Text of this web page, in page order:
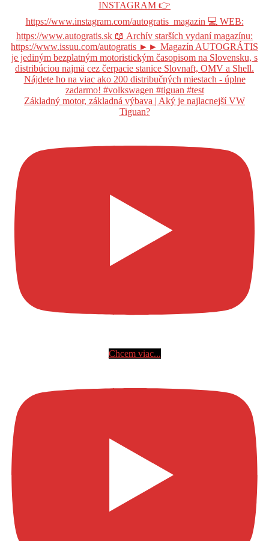
Základný motor, základná výbava | Aký je najlacnejší VW
Tiguan?
Chcem viac...